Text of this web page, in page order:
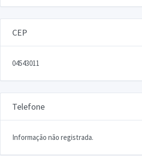
CEP
04543011
Telefone
Informação não registrada.